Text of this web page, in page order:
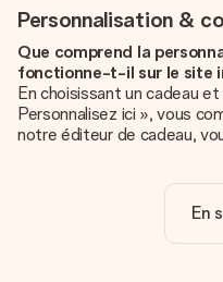
Personnalisation &
Que comprend la
fonctionne-t-il sur le site
En choisissant un cadeau
Personnalisez ici », vous
notre éditeur de cadeau,
unique pour ajouter une
La personnalisation est-
En